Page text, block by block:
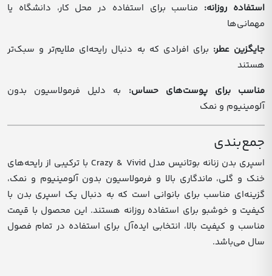
استفاده روزانه: مناسب برای استفاده در محل کار، دانشگاه یا
مهمانی‌ها
جایگزین عطر: برای افرادی که به دنبال رایحه‌ای ملایم‌تر و سبک‌تر
هستند
مناسب برای پوست‌های حساس:
به دلیل فرمولاسیون بدون
آلومینیوم و نمک
جمع‌بندی
اسپری بدن زنانه بوتانیس مدل Crazy & Vivid با ترکیبی از رایحه‌های
خنک و گلی، ماندگاری بالا و فرمولاسیون بدون آلومینیوم و نمک،
گزینه‌ای مناسب برای بانوانی است که به دنبال یک اسپری بدن با
کیفیت و خوشبو برای استفاده روزانه هستند. این محصول با قیمت
مناسب و کیفیت بالا، انتخابی ایده‌آل برای استفاده در تمام فصول
سال می‌باشد.